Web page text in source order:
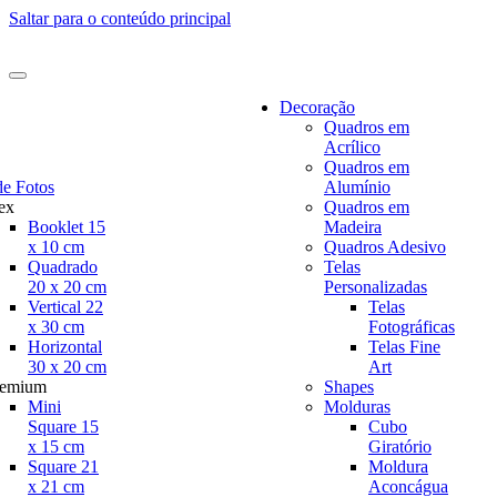
Saltar para o conteúdo principal
Fotos
Booklet 15
x 10 cm
Quadrado
20 x 20 cm
Vertical 22
x 30 cm
Horizontal
30 x 20 cm
Mini
Square 15
x 15 cm
Square 21
x 21 cm
Decoração
Quadros em
Acrílico
Quadros em
Alumínio
Quadros em
Madeira
Quadros Adesivo
Telas
Personalizadas
Telas
Fotográficas
Telas Fine
Art
Shapes
Molduras
Cubo
Giratório
Moldura
Aconcágua